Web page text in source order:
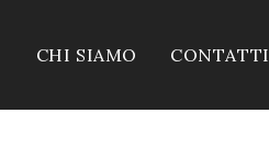
CHI SIAMO CONTATTI